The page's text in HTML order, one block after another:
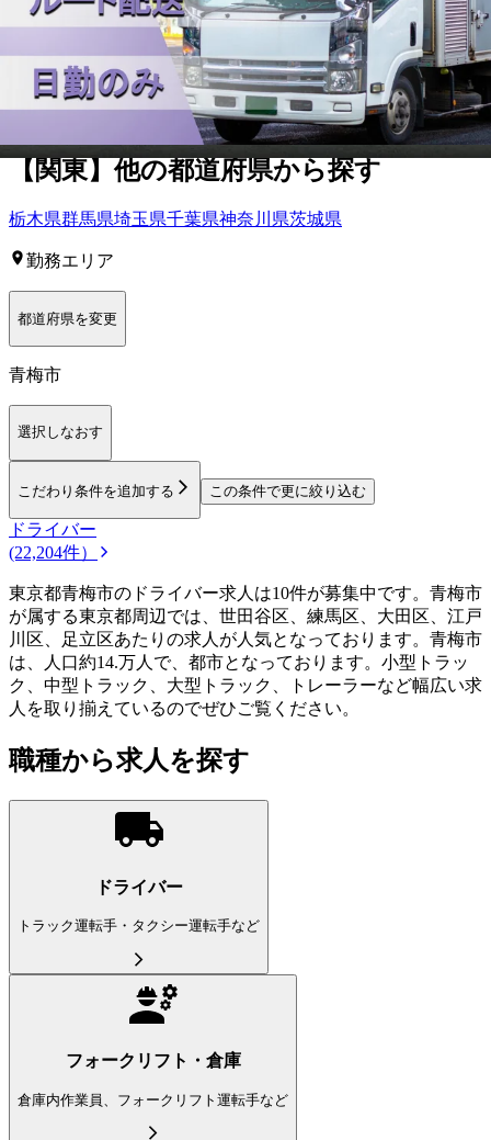
青梅市の人気条件から探す
正社員 トラック中型トラック・中型免許大型トラック・大型
【 関東】他の都道府県から探す
栃木県群馬県埼玉県千葉県神奈川県茨城県
勤務エリア
都道府県を変更
青梅市
選択しなおす
こだわり条件を追加する この条件で更に絞り込む
ドライバー
(22,204件）
東京都青梅市のドライバー求人は10件が募集中です。青梅市
が属する東京都周辺では、世田谷区、練馬区、大田区、江戸
川区、足立区あたりの求人が人気となっております。青梅市
は、人口約14.万人で、都市となっております。小型トラッ
ク、中型トラック、大型トラック、トレーラーなど幅広い求
人を取り揃えているのでぜひご覧ください。
職種から求人を探す
ドライバー
トラック運転手・タクシー運転手など
フォークリフト・倉庫
倉庫内作業員、フォークリフト運転手など